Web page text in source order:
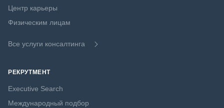
Центр карьеры
Физическим лицам
Все услуги консалтинга
РЕКРУТМЕНТ
Executive Search
Международный подбор